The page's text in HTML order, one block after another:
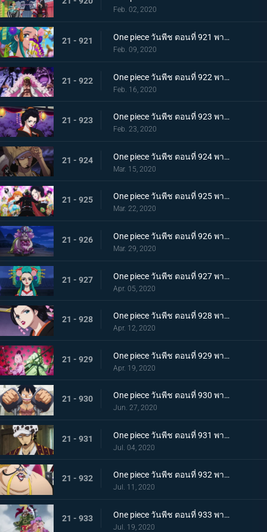
Feb. 02, 2020
21 - 921 One piece วันพีช ตอนที่ 921 พากย์ไทย ความงดงามตระการตา สาวงามแห่งประเทศวาโนะ โคมุราซากิ
Feb. 09, 2020
21 - 922 One piece วันพีช ตอนที่ 922 พากย์ไทย ตำนานลูกผู้ชาย! การเดินทางของโซโลและโทโนะยาสุ!
Feb. 16, 2020
21 - 923 One piece วันพีช ตอนที่ 923 พากย์ไทย สถานการณ์ฉุกเฉิน บิ๊กมัมย่างกรายสู่วาโนะ!
Feb. 23, 2020
21 - 924 One piece วันพีช ตอนที่ 924 พากย์ไทย เมืองในความโกลาหล! นักฆ่าหน้าใหม่ที่หมายหัวซันจิ
Mar. 15, 2020
21 - 925 One piece วันพีช ตอนที่ 925 พากย์ไทย การต่อสู้ครั้งใหญ่! ผู้พิทักษ์หน้ากากโซบะ!
Mar. 22, 2020
21 - 926 One piece วันพีช ตอนที่ 926 พากย์ไทย เข้าตาจน โอโรจิโอนิวาบังที่แสนอันตราย
Mar. 29, 2020
21 - 927 One piece วันพีช ตอนที่ 927 พากย์ไทย ขุมนรก! พญาอสรพิษผู้น่าสะพรึง โชกุนโอโรจิ
Apr. 05, 2020
21 - 928 One piece วันพีช ตอนที่ 928 พากย์ไทย ดอกไม้ที่ปลิดปลิว! วาระสุดท้ายของหญิงงามแห่งวาโนะ
Apr. 12, 2020
21 - 929 One piece วันพีช ตอนที่ 929 พากย์ไทย สายสัมพันธ์นักโทษ ลูฟี่กับปู่เฮียว!
Apr. 19, 2020
21 - 930 One piece วันพีช ตอนที่ 930 พากย์ไทย หัวหน้าใหญ่! ควีนแห่งหายนะปรากฏตัว!
Jun. 27, 2020
21 - 931 One piece วันพีช ตอนที่ 931 พากย์ไทย ปีนขึ้นไป ลูฟี่และการหนีตายที่เดิมพันด้วยชีวิต!
Jul. 04, 2020
21 - 932 One piece วันพีช ตอนที่ 932 พากย์ไทย อยู่หรือตาย ศึกซูโม่อินเฟอร์โนของควีน
Jul. 11, 2020
21 - 933 One piece วันพีช ตอนที่ 933 พากย์ไทย กิวคิมารุ! ศึกตัดสินของโซโลบนสะพานโออิฮางิ
Jul. 19, 2020